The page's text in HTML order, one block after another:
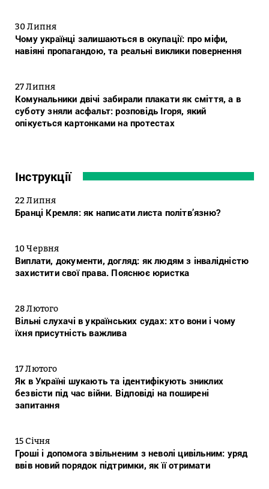
30 Липня
Чому українці залишаються в окупації: про міфи,
навіяні пропагандою, та реальні виклики повернення
27 Липня
Комунальники двічі забирали плакати як сміття, а в
суботу зняли асфальт: розповідь Ігоря, який
опікується картонками на протестах
Інструкції
22 Липня
Бранці Кремля: як написати листа політв’язню?
10 Червня
Виплати, документи, догляд: як людям з інвалідністю
захистити свої права. Пояснює юристка
28 Лютого
Вільні слухачі в українських судах: хто вони і чому
їхня присутність важлива
17 Лютого
Як в Україні шукають та ідентифікують зниклих
безвісти під час війни. Відповіді на поширені
запитання
15 Січня
Гроші і допомога звільненим з неволі цивільним: уряд
ввів новий порядок підтримки, як її отримати